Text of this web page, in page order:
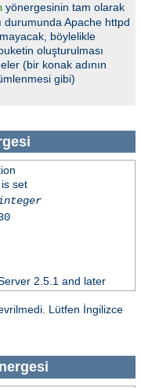
yönergesinin tam olarak
durumunda Apache httpd
böylelikle
oluşturulması
(bir konak adının
gibi)
set
2.5.1 and later
Lütfen İngilizce